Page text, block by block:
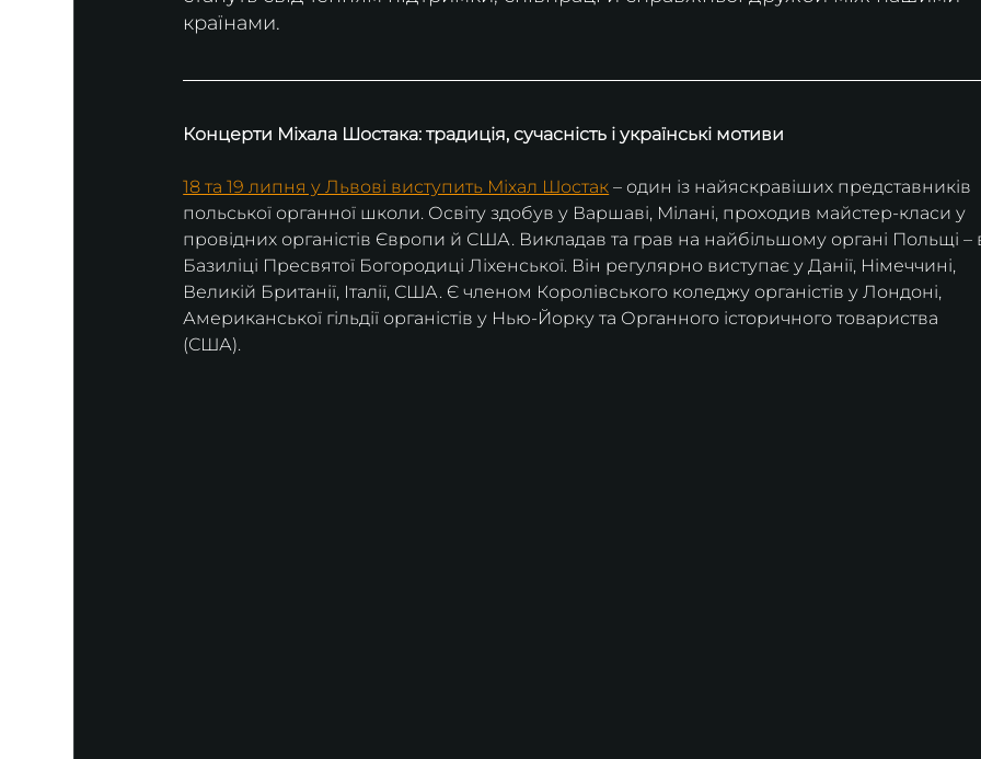
країнами.
Концерти Міхала Шостака: традиція, сучасність і українські мотиви
18 та 19 липня у Львові виступить Міхал Шостак – один із найяскравіших представників
польської органної школи. Освіту здобув у Варшаві, Мілані, проходив майстер-класи у
провідних органістів Європи й США. Викладав та грав на найбільшому органі Польщі –
Базиліці Пресвятої Богородиці Ліхенської. Він регулярно виступає у Данії, Німеччині,
Великій Британії, Італії, США. Є членом Королівського коледжу органістів у Лондоні,
Американської гільдії органістів у Нью-Йорку та Органного історичного товариства
(США).